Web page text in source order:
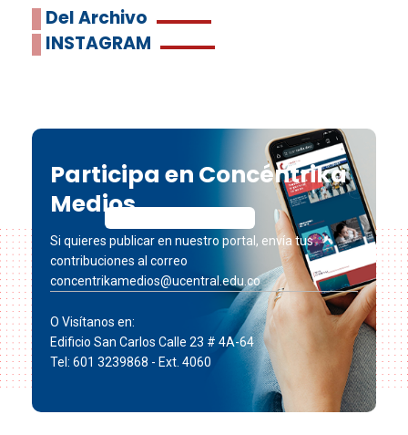
Del Archivo
INSTAGRAM
Participa en Concéntrika
Medios
Si quieres publicar en nuestro portal, envía tus
contribuciones al correo
concentrikamedios@ucentral.edu.co
O Visítanos en:
Edificio San Carlos Calle 23 # 4A-64
Tel: 601 3239868 - Ext. 4060